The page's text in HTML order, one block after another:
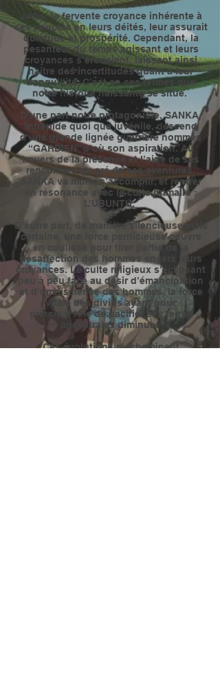
Jadis, la fervente croyance inhérente à
ses peuples en leurs déités, leur assurait
quiétudeet prospérité. Cependant, la
pesanteur du temps agissant et leurs
croyances s’érodaient, laissant ainsi
naître des incertitudes quant à leur
tranquillité. C’est en ces termes que
notre histoire naissante se situe.
D’une part notre protagoniste, SANKA,
intrépide quoi que juvénile, descend
d’une grande lignée guerrière nommés
“GARDIEN” d’où son aspiration. Au
travers de la présence et l’aide de ses
rencontres au gré de ses aventures,
SANKA va mûrir, s’accomplir, et rentrer
en résonance avec le culte primaire :
L’UBUNTU.
D’autre part, de manière silencieuse mais
certaine, une force pernicieuse oeuvre
en coulisse pour tirer partie de la
désaffection
des hommes envers leurs
croyances. Le culte religieux s’éclipsant
peu à peu faceau désir d’émancipation
et d’omniscience des hommes, la force
vitale desdivins ayant pour
principal rôle de pacifier ses terres
ancestrales diminue.
Ces évolutions s’acheminent